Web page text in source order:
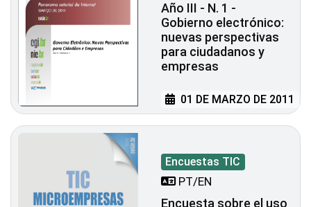
Año III - N. 1 -
Gobierno electrónico:
nuevas perspectivas
para ciudadanos y
empresas
01 DE MARZO DE 2011
Encuestas TIC
PT/EN
Encuesta sobre el uso